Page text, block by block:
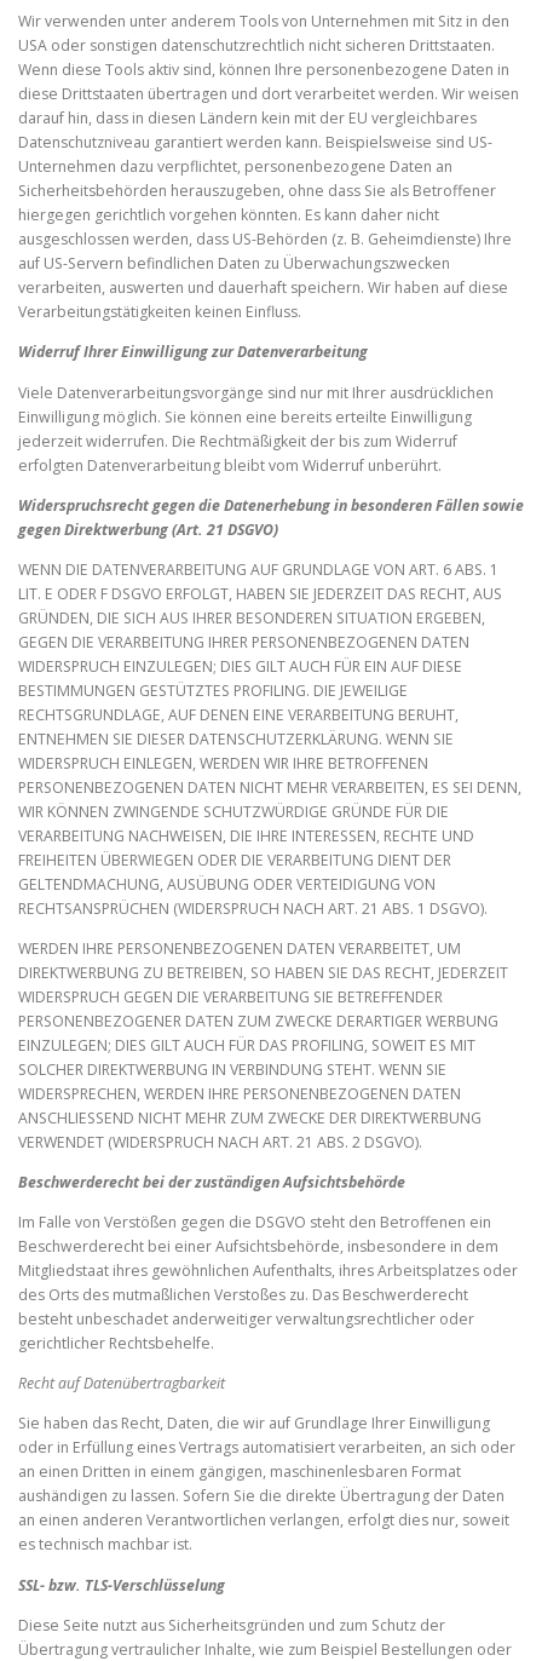
Wir verwenden unter anderem Tools von Unternehmen mit Sitz in den
USA oder sonstigen datenschutzrechtlich nicht sicheren Drittstaaten.
Wenn diese Tools aktiv sind, können Ihre personenbezogene Daten in
diese Drittstaaten übertragen und dort verarbeitet werden. Wir weisen
darauf hin, dass in diesen Ländern kein mit der EU vergleichbares
Datenschutzniveau garantiert werden kann. Beispielsweise sind US-
Unternehmen dazu verpflichtet, personenbezogene Daten an
Sicherheitsbehörden herauszugeben, ohne dass Sie als Betroffener
hiergegen gerichtlich vorgehen könnten. Es kann daher nicht
ausgeschlossen werden, dass US-Behörden (z. B. Geheimdienste) Ihre
auf US-Servern befindlichen Daten zu Überwachungszwecken
verarbeiten, auswerten und dauerhaft speichern. Wir haben auf diese
Verarbeitungstätigkeiten keinen Einfluss.
Widerruf Ihrer Einwilligung zur Datenverarbeitung
Viele Datenverarbeitungsvorgänge sind nur mit Ihrer ausdrücklichen
Einwilligung möglich. Sie können eine bereits erteilte Einwilligung
jederzeit widerrufen. Die Rechtmäßigkeit der bis zum Widerruf
erfolgten Datenverarbeitung bleibt vom Widerruf unberührt.
Widerspruchsrecht gegen die Datenerhebung in besonderen Fällen sowie
gegen Direktwerbung (Art. 21 DSGVO)
WENN DIE DATENVERARBEITUNG AUF GRUNDLAGE VON ART. 6 ABS. 1
LIT. E ODER F DSGVO ERFOLGT, HABEN SIE JEDERZEIT DAS RECHT, AUS
GRÜNDEN, DIE SICH AUS IHRER BESONDEREN SITUATION ERGEBEN,
GEGEN DIE VERARBEITUNG IHRER PERSONENBEZOGENEN DATEN
WIDERSPRUCH EINZULEGEN; DIES GILT AUCH FÜR EIN AUF DIESE
BESTIMMUNGEN GESTÜTZTES PROFILING. DIE JEWEILIGE
RECHTSGRUNDLAGE, AUF DENEN EINE VERARBEITUNG BERUHT,
ENTNEHMEN SIE DIESER DATENSCHUTZERKLÄRUNG. WENN SIE
WIDERSPRUCH EINLEGEN, WERDEN WIR IHRE BETROFFENEN
PERSONENBEZOGENEN DATEN NICHT MEHR VERARBEITEN, ES SEI DENN,
WIR KÖNNEN ZWINGENDE SCHUTZWÜRDIGE GRÜNDE FÜR DIE
VERARBEITUNG NACHWEISEN, DIE IHRE INTERESSEN, RECHTE UND
FREIHEITEN ÜBERWIEGEN ODER DIE VERARBEITUNG DIENT DER
GELTENDMACHUNG, AUSÜBUNG ODER VERTEIDIGUNG VON
RECHTSANSPRÜCHEN (WIDERSPRUCH NACH ART. 21 ABS. 1 DSGVO).
WERDEN IHRE PERSONENBEZOGENEN DATEN VERARBEITET, UM
DIREKTWERBUNG ZU BETREIBEN, SO HABEN SIE DAS RECHT, JEDERZEIT
WIDERSPRUCH GEGEN DIE VERARBEITUNG SIE BETREFFENDER
PERSONENBEZOGENER DATEN ZUM ZWECKE DERARTIGER WERBUNG
EINZULEGEN; DIES GILT AUCH FÜR DAS PROFILING, SOWEIT ES MIT
SOLCHER DIREKTWERBUNG IN VERBINDUNG STEHT. WENN SIE
WIDERSPRECHEN, WERDEN IHRE PERSONENBEZOGENEN DATEN
ANSCHLIESSEND NICHT MEHR ZUM ZWECKE DER DIREKTWERBUNG
VERWENDET (WIDERSPRUCH NACH ART. 21 ABS. 2 DSGVO).
Beschwerde­recht bei der zuständigen Aufsichts­behörde
Im Falle von Verstößen gegen die DSGVO steht den Betroffenen ein
Beschwerderecht bei einer Aufsichtsbehörde, insbesondere in dem
Mitgliedstaat ihres gewöhnlichen Aufenthalts, ihres Arbeitsplatzes oder
des Orts des mutmaßlichen Verstoßes zu. Das Beschwerderecht
besteht unbeschadet anderweitiger verwaltungsrechtlicher oder
gerichtlicher Rechtsbehelfe.
Recht auf Daten­übertrag­barkeit
Sie haben das Recht, Daten, die wir auf Grundlage Ihrer Einwilligung
oder in Erfüllung eines Vertrags automatisiert verarbeiten, an sich oder
an einen Dritten in einem gängigen, maschinenlesbaren Format
aushändigen zu lassen. Sofern Sie die direkte Übertragung der Daten
an einen anderen Verantwortlichen verlangen, erfolgt dies nur, soweit
es technisch machbar ist.
SSL- bzw. TLS-Verschlüsselung
Diese Seite nutzt aus Sicherheitsgründen und zum Schutz der
Übertragung vertraulicher Inhalte, wie zum Beispiel Bestellungen oder